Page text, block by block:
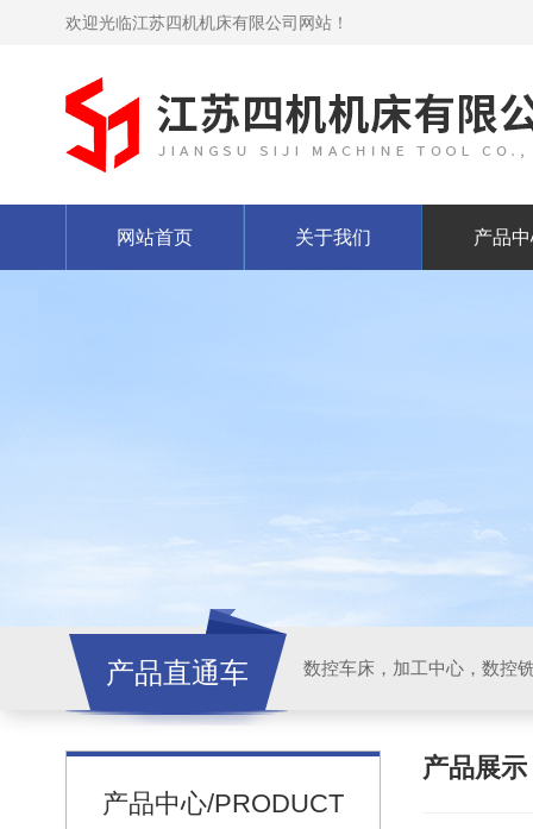
欢迎光临江苏四机机床有限公司网站！
网站首页 关于我们 产品
产品直通车
产品中心/PRODUCT
产品展示